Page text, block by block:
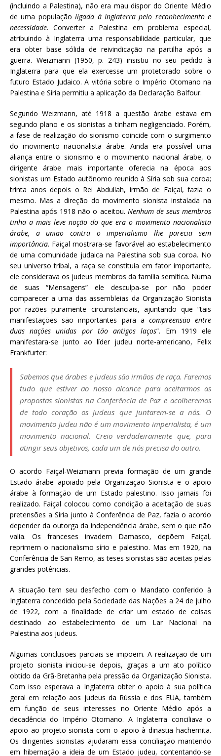
(incluindo a Palestina), não era mau dispor do Oriente Médio
de uma populaçãoligada à Inglaterra pelo reconhecimento e
necessidade. Converter a Palestina em problema especial,
atribuindo à Inglaterra uma responsabilidade particular, que
era obter base sólida de reivindicação na partilha após a
guerra. Weizmann (1950, p. 243) insistiu no seu pedido à
Inglaterra para que ela exercesse um protetorado sobre o
futuro Estado Judaico. A vitória sobre o Império Otomano na
Palestina e Síria permitiu a aplicação da Declaração Balfour.
Segundo Weizmann, até 1918 a questão árabe estava em
segundo plano e os sionistas a tinham negligenciado. Porém,
a fase de realização do sionismo coincide com o surgimento
do movimento nacionalista árabe. Ainda era possível uma
aliança entre o sionismo e o movimento nacional árabe, o
dirigente árabe mais importante oferecia na época aos
sionistas um Estado autônomo reunido à Síria sob sua coroa;
trinta anos depois o Rei Abdullah, irmão de Faiçal, fazia o
mesmo. Mas a direção do movimento sionista instalada na
Palestina após 1918 não o aceitou. Nenhum de seus membros
tinha a mais leve noção do que era o movimento nacionalista
árabe, a união contra o imperialismo lhe parecia sem
importância. Faiçal mostrara-se favorável ao estabelecimento
de uma comunidade judaica na Palestina sob sua coroa. No
seu universo tribal, a raça se constituía em fator importante,
ele considerava os judeus membros da família semítica. Numa
de suas “Mensagens” ele desculpa-se por não poder
comparecer a uma das assembleias da Organização Sionista
por razões puramente circunstanciais, ajuntando que “tais
manifestações são importantes para a compreensão entre
duas nações unidas por tão antigos laços”. Em 1919 ele
manifestara-se junto ao líder judeu norte-americano, Felix
Frankfurter:
Sabemos que árabes e judeus são irmãos de raça. Faremos
tudo que estiver ao nosso alcance para aceitarmos as
propostas sionistas na Conferência de Paz e acolheremos
de todo coração os judeus que juntarem-se a nós. O
movimento judeu não é um movimento imperialista, é um
movimento nacional. Creio verdadeiramente que, para
atingir seus objetivos, cada um de nós precisa do outro.
O acordo Faiçal-Weizmann previa formação de um grande
Estado árabe apoiado pela Organização Sionista e o apoio
árabe à formação de um Estado palestino. Isso jamais foi
realizado. Faiçal colocou como condição a aceitação de suas
pretensões a Síria junto à Conferência de Paz, fazia o acordo
depender da outorga da independência árabe, sem o que não
valia. Os franceses invadem Damasco, depõem Faiçal,
reprimem o nacionalismo sírio e palestino. Mas em 1920, na
Conferência de San Remo, as teses sionistas são aceitas pelas
grandes potências.
A situação tem seu desfecho com o Mandato conferido à
Inglaterra concedido pela Sociedade das Nações a 24 de julho
de 1922, com a finalidade de criar um estado de coisas
destinado ao estabelecimento de um Lar Nacional na
Palestina aos judeus.
Algumas conclusões parciais se impõem. A realização de um
projeto sionista iniciou-se depois, graças a um ato político
obtido da Grã-Bretanha pela pressão da Organização Sionista.
Com isso esperava a Inglaterra obter o apoio à sua política
geral em relação aos judeus da Rússia e dos EUA, também
em função de seus interesses no Oriente Médio após a
decadência do Império Otomano. A Inglaterra conciliava o
apoio ao projeto sionista com o apoio à dinastia hachemita.
Os dirigentes sionistas ajudaram essa conciliação mantendo
em hibernação a ideia de um Estado judeu, contentando-se